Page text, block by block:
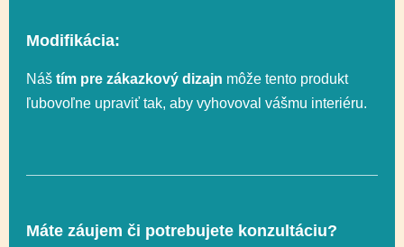
Funkčnosť
Vyvažovanie
Modifikácia:
Náš tím pre zákazkový dizajn môže tento produkt
ľubovoľne upraviť tak, aby vyhovoval vášmu interiéru.
Máte záujem či potrebujete konzultáciu?